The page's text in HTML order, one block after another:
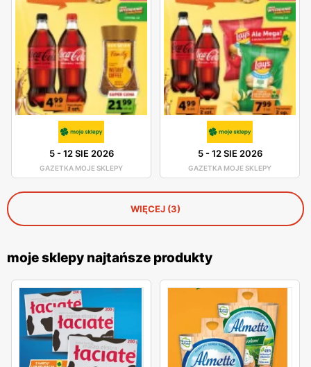
5-12 SIE 2026
GAZETKA MOJE SKLEPY
5-12 SIE 2026
GAZETKA MOJE SKLEPY
WIĘCEJ (3)
moje sklepy najtańsze produkty